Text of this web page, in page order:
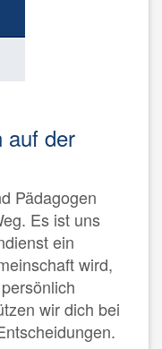
auf der
Pädagogen
Es ist uns
ein
wird,
wir dich bei